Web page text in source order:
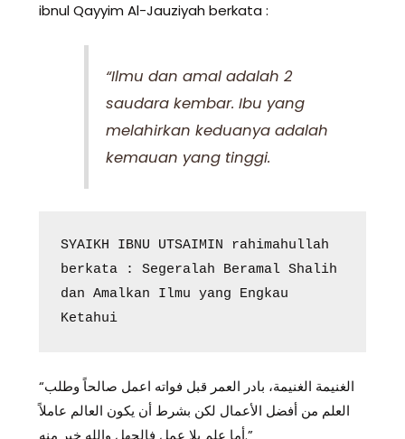
ibnul Qayyim Al-Jauziyah berkata :
“Ilmu dan amal adalah 2
saudara kembar. Ibu yang
melahirkan keduanya adalah
kemauan yang tinggi.
SYAIKH IBNU UTSAIMIN rahimahullah
berkata : Segeralah Beramal Shalih
dan Amalkan Ilmu yang Engkau
Ketahui
“‏الغنيمة الغنيمة، بادر العمر قبل فواته اعمل صالحاً وطلب
العلم من أفضل الأعمال لكن بشرط أن يكون العالم عاملاً
أما علم بلا عمل فالجهل والله خير منه.”